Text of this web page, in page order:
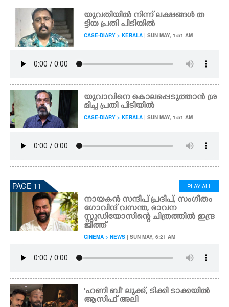
യുവതിയിൽ നിന്ന് ലക്ഷങ്ങൾ ത
ട്ടിയ പ്രതി പിടിയിൽ
CASE-DIARY > KERALA | SUN MAY, 1:51 AM
യുവാവിനെ കൊലപ്പെടുത്താൻ ശ്ര
മിച്ച പ്രതി പിടിയിൽ
CASE-DIARY > KERALA | SUN MAY, 1:51 AM
PAGE 11 PLAY ALL
നായകൻ സന്ദീപ് പ്രദീപ്,​ സംഗീതം
ഗോവിന്ദ് വസന്ത, ഭാവന
സ്റ്റുഡിയോസിന്റെ ചിത്രത്തിൽ ഇന്ദ്ര
ജിത്ത്
CINEMA > NEWS | SUN MAY, 6:21 AM
'ഹണി ബീ' ലുക്ക്, ടിക്കി ടാക്കയിൽ
ആസിഫ് അലി